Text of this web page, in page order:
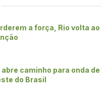
a força, Rio volta ao
caminho para onda de
do Brasil